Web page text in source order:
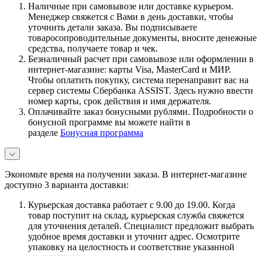
Наличные при самовывозе или доставке курьером.
Менеджер свяжется с Вами в день доставки, чтобы
уточнить детали заказа. Вы подписываете
товаросопроводительные документы, вносите денежные
средства, получаете товар и чек.
Безналичный расчет при самовывозе или оформлении в
интернет-магазине: карты Visa, MasterCard и МИР.
Чтобы оплатить покупку, система перенаправит вас на
сервер системы Сбербанка ASSIST. Здесь нужно ввести
номер карты, срок действия и имя держателя.
Оплачивайте заказ бонусными рублями. Подробности о
бонусной программе вы можете найти в
разделе Бонусная программа
Экономьте время на получении заказа. В интернет-магазине
доступно 3 варианта доставки:
Курьерская доставка работает с 9.00 до 19.00. Когда
товар поступит на склад, курьерская служба свяжется
для уточнения деталей. Специалист предложит выбрать
удобное время доставки и уточнит адрес. Осмотрите
упаковку на целостность и соответствие указанной